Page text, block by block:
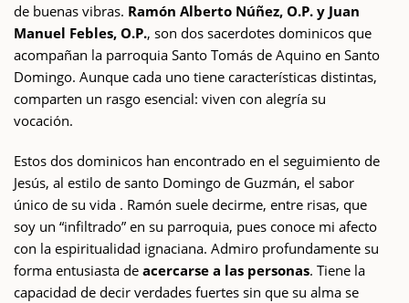
de buenas vibras. Ramón Alberto Núñez, O.P. y Juan
Manuel Febles, O.P., son dos sacerdotes dominicos que
acompañan la parroquia Santo Tomás de Aquino en Santo
Domingo. Aunque cada uno tiene características distintas,
comparten un rasgo esencial: viven con alegría su
vocación.
Estos dos dominicos han encontrado en el seguimiento de
Jesús, al estilo de santo Domingo de Guzmán, el sabor
único de su vida . Ramón suele decirme, entre risas, que
soy un “infiltrado” en su parroquia, pues conoce mi afecto
con la espiritualidad ignaciana. Admiro profundamente su
forma entusiasta de acercarse a las personas. Tiene la
capacidad de decir verdades fuertes sin que su alma se